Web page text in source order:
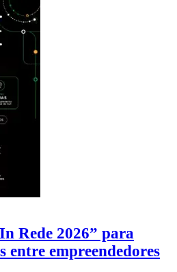
Rede 2026” para
entre empreendedores